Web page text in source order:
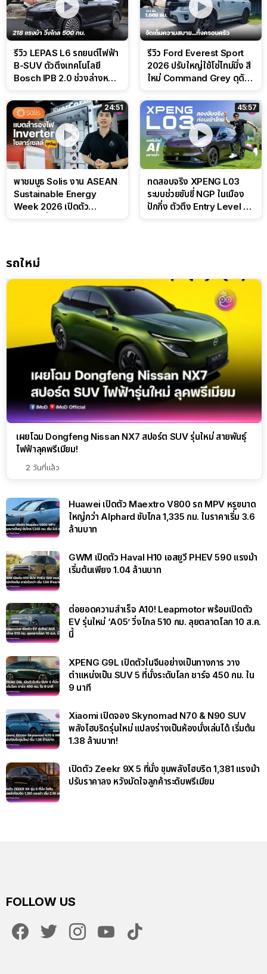
รีวิว LEPAS L6 รถยนต์ไฟฟ้า
B-SUV ตัวตึงเทคโนโลยี
Bosch IPB 2.0 ช่วงล่างหนึบ
รีวิว Ford Everest Sport
2026 ปรับใหญ่ใช้โซ่ไทม์มิ่ง สี
ใหม่ Command Grey ดุดัน
24:51
พาชมบูธ Solis งาน ASEAN
Sustainable Energy
Week 2026 เปิดตัว
45:57
ทดสอบจริง XPENG L03
ระบบช่วยขับขี่ NGP ในเมือง
ปักกิ่ง ตัวตึง Entry Level ที่
รถใหม่
เผยโฉม Dongfeng Nissan NX7 สปอร์ต SUV รุ่นใหม่ สายพันธุ์
ไฟฟ้าลุคพรีเมียม!
2 วันที่แล้ว
Huawei เปิดตัว Maextro V800 รถ MPV หรูขนาด
ใหญ่กว่า Alphard ขับไกล 1,335 กม. ในราคาเริ่ม 3.6
ล้านบาท
GWM เปิดตัว Haval H10 เอสยูวี PHEV 590 แรงม้า
เริ่มต้นเพียง 1.04 ล้านบาท
ต่อยอดความสำเร็จ A10! Leapmotor พร้อมเปิดตัว
EV รุ่นใหม่ ‘A05’ วิ่งไกล 510 กม. ลุยตลาดโลก 10 ส.ค.
นี้
XPENG G9L เปิดตัวในจีนอย่างเป็นทางการ วาง
ตำแหน่งเป็น SUV 5 ที่นั่งระดับโลก ชาร์จ 450 กม. ใน
9 นาที
Xiaomi เปิดจอง Skynomad N70 & N90 SUV
พลังไฮบริดรุ่นใหม่ แปลงร่างเป็นห้องนั่งเล่นได้ เริ่มต้น
1.38 ล้านบาท!
เปิดตัว Zeekr 9X 5 ที่นั่ง ขุมพลังไฮบริด 1,381 แรงม้า
ปรับราคาลง หวังมัดใจลูกค้าระดับพรีเมียม
FOLLOW US